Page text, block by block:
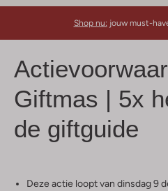
Shop nu: jouw must-
Giftmas | 5x
de giftguide
Deze actie loopt van dinsdag 9